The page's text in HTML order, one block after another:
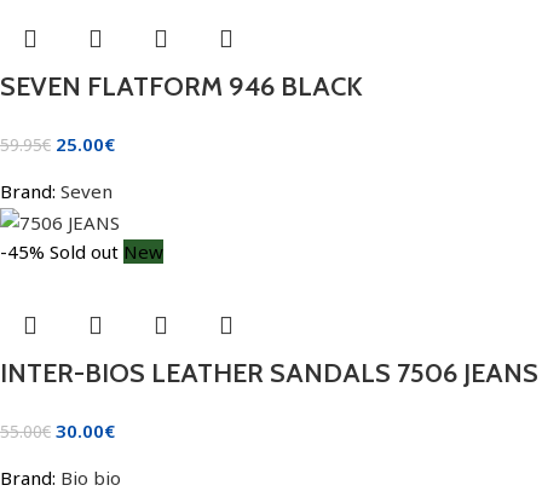
SEVEN FLATFORM 946 BLACK
59.95€ 25.00€
Brand: Seven
-45% Sold out New
INTER-BIOS LEATHER SANDALS 7506 JEANS
55.00€ 30.00€
Brand: Bio bio